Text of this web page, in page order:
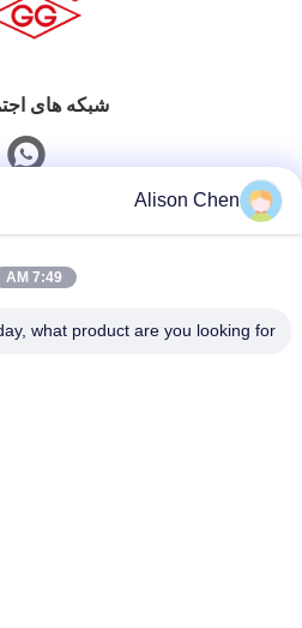
شبکه های
Alison Chen
7:49 AM
what product are you looking for?